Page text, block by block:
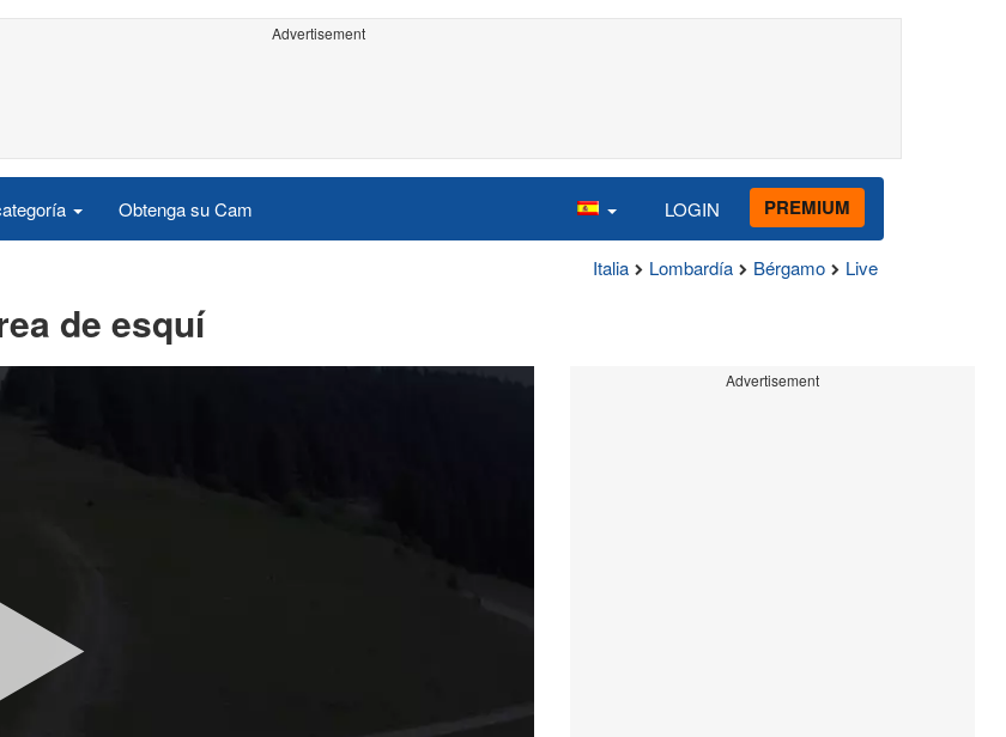
Advertisement
Obtenga su Cam LOGIN PREMIUM
Italia Lombardía Bérgamo Live
de esquí
Advertisement